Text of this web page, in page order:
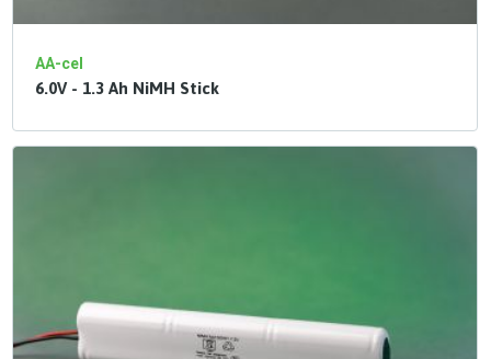
AA-cel
6.0V - 1.3 Ah NiMH Stick